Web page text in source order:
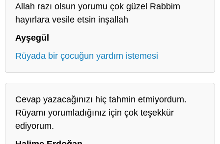
Allah razı olsun yorumu çok güzel Rabbim
hayırlara vesile etsin inşallah
Ayşegül
Rüyada bir çocuğun yardım istemesi
Cevap yazacağınızı hiç tahmin etmiyordum.
Rüyamı yorumladığınız için çok teşekkür
ediyorum.